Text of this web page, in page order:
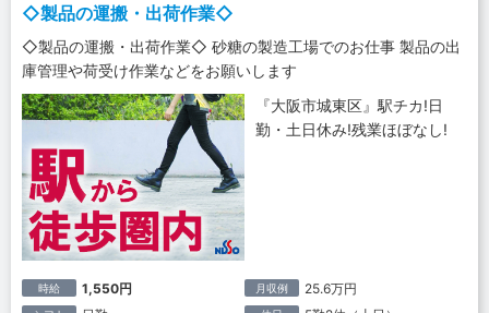
◇製品の運搬・出荷作業◇
◇製品の運搬・出荷作業◇ 砂糖の製造工場でのお仕事 製品の出
庫管理や荷受け作業などをお願いします
『大阪市城東区』駅チカ!日
勤・土日休み!残業ほぼなし!
時給 1,550円 月収例 25.6万円